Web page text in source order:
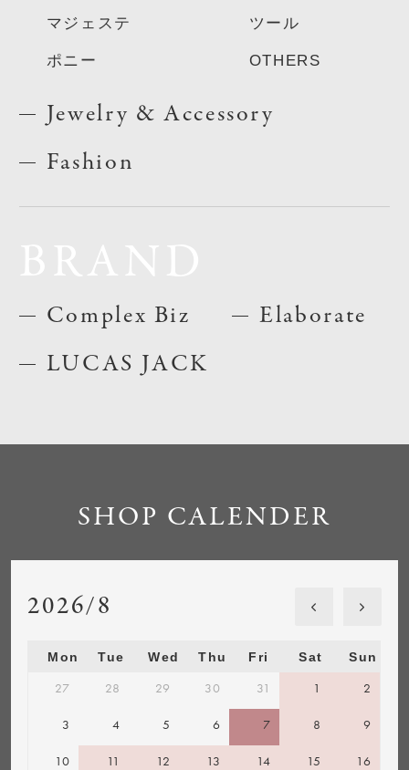
マジェステ
ポニー
ツール
OTHERS
Jewelry & Accessory
Fashion
Complex Biz
LUCAS JACK
Elaborate
SHOP CALENDER
2026/8
Mon Tue Wed Thu Fri Sat Sun
27 28 29 30 31 1 2
3 4 5 6 7 8 9
10 11 12 13 14 15 16